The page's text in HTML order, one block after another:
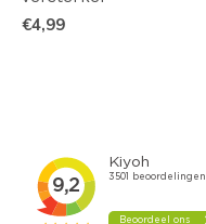
€4,99